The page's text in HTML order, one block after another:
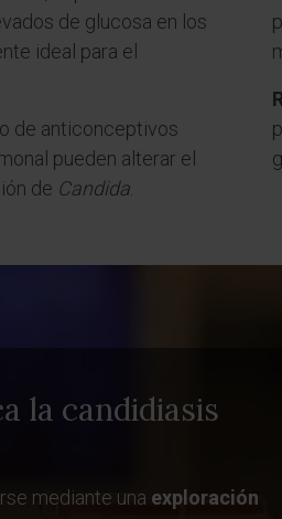
de glucosa en los
ideal para el
de anticonceptivos
pueden alterar el
de Candida
la candidiasis
mediante una exploración